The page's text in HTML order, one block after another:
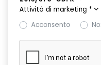
freno di stazionamento
illuminazione interna a LED
Attività di marketing *
Acconsento